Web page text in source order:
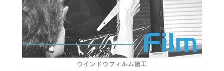
ウインドウフィルム施工